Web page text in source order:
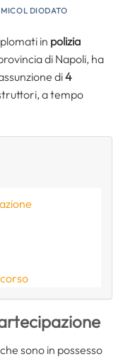
MICOL DIODATO
in polizia
di Napoli, ha
di4
a tempo
sono in possesso